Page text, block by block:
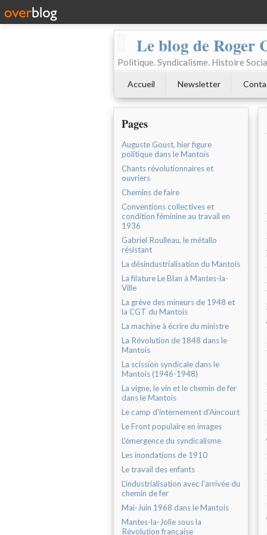
Le blog de Roger
Politique. Syndicalisme. Histoire
Accueil Newsletter
Pages
Auguste Goust, hier figure
politique dans le Mantois
Chants révolutionnaires et
ouvriers
Chemins de faire
Conventions collectives et
condition féminine au travail en
1936
Gabriel Roulleau, le métallo
résistant
La désindustrialisation du Mantois
La filature Le Blan à Mantes-la-
Ville
La grève des mineurs de 1948 et
la CGT du Mantois
La machine à écrire du ministre
La Révolution de 1848 dans le
Mantois
La scission syndicale dans le
Mantois (1946-1948)
La vigne, le vin et le chemin de fer
dans le Mantois
Le camp d'internement d'Aincourt
Le Front populaire en images
L'émergence du syndicalisme
Les inondations de 1910
Le travail des enfants
L'industrialisation avec l'arrivée du
chemin de fer
Mai-Juin 1968 dans le Mantois
Mantes-la-Jolie sous la
Révolution française